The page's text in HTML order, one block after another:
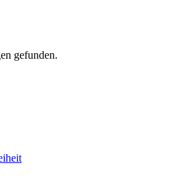
gefunden.